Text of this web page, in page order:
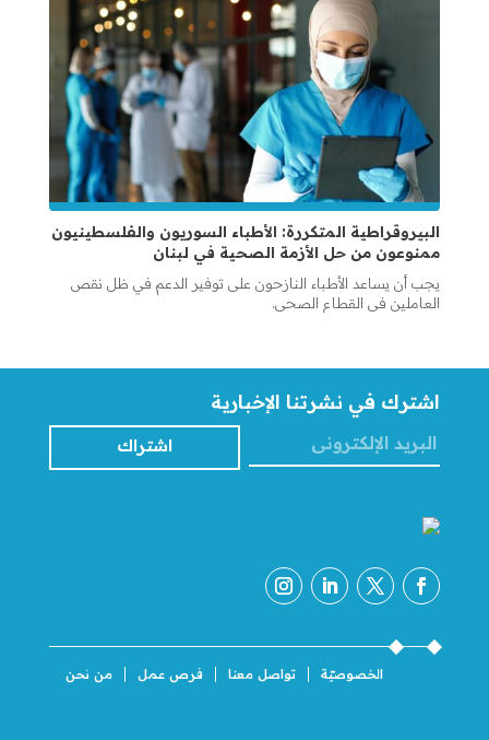
البيروقراطية المتكررة: الأطباء السوريون والفلسطينيون
ممنوعون من حل الأزمة الصحية في لبنان
يجب أن يساعد الأطباء النازحون على توفير الدعم في ظل نقص
العاملين في القطاع الصحي.
اشترك في نشرتنا الإخبارية
اشتراك
من نحن فرص عمل تواصل معنا الخصوصيّة